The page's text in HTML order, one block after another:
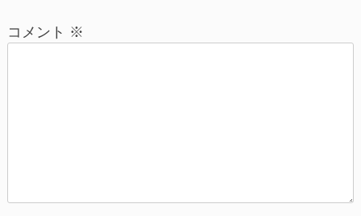
コメント ※